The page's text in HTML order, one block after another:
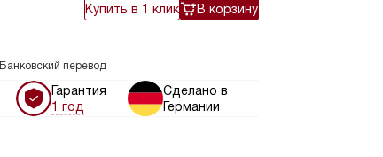
Купить в 1 клик В корзину
Банковский перевод
Гарантия
1 год
Сделано в
Германии